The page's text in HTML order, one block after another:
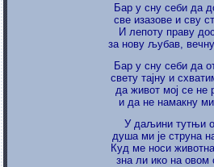
Бар у сну себи да
све изазове и сву
И лепоту праву
за нову љубав,
Бар у сну себи да
свету тајну и
да живот мој се не
и да не намакну
У даљини тутњи
душа ми је струна
Куд ме носи животна
зна ли ико на овом